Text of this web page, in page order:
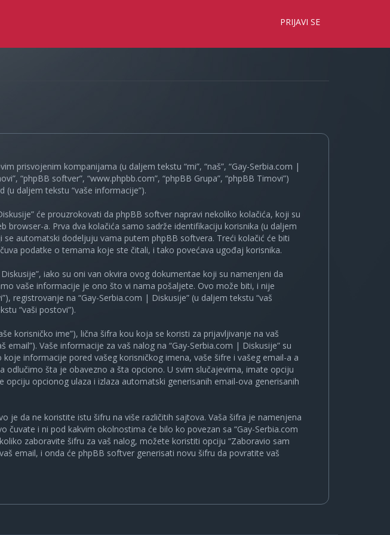
PRIJAVI SE
prisvojenim kompanijama (u daljem tekstu “mi”, “naš”, “Gay-Serbia.com |
“phpBB softver”, “www.phpbb.com”, “phpBB Grupa”, “phpBB Timovi”)
daljem tekstu “vaše informacije”).
će prouzrokovati da phpBB softver napravi nekoliko kolačića, koji su
a. Prva dva kolačića samo sadrže identifikaciju korisnika (u daljem
automatski dodeljuju vama putem phpBB softvera. Treći kolačić će biti
podatke o temama koje ste čitali, i tako povećava ugođaj korisnika.
iako su oni van okvira ovog dokumentae koji su namenjeni da
vaše informacije je ono što vi nama pošaljete. Ovo može biti, i nije
registrovanje na “Gay-Serbia.com | Diskusije” (u daljem tekstu “vaš
“vaši postovi”).
korisničko ime”), lična šifra kou koja se koristi za prijavljivanje na vaš
Vaše informacije za vaš nalog na “Gay-Serbia.com | Diskusije” su
informacije pored vašeg korisničkog imena, vaše šifre i vašeg email-a a
odlučimo šta je obavezno a šta opciono. U svim slučajevima, imate opciju
opcionog ulaza i izlaza automatski generisanih email-ova generisanih
je da ne koristite istu šifru na više različitih sajtova. Vaša šifra je namenjena
i ni pod kakvim okolnostima će bilo ko povezan sa “Gay-Serbia.com
zaboravite šifru za vaš nalog, možete koristiti opciju “Zaboravio sam
email, i onda će phpBB softver generisati novu šifru da povratite vaš